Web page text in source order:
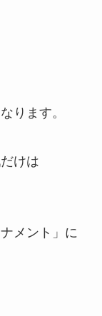
ります。
けは
メント」に